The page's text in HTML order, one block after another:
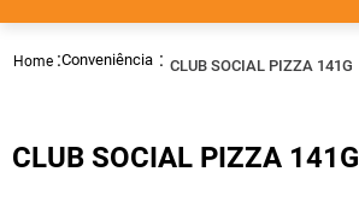
Conveniência CLUB SOCIAL PIZZA 141G
CLUB SOCIAL PIZZA 141G
4º
rosuvastatina 20mg